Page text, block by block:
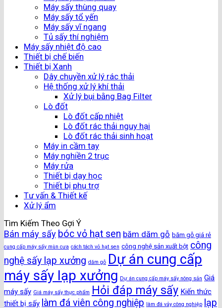
Máy sấy thùng quay
Máy sấy tổ yến
Máy sấy vĩ ngang
Tủ sấy thí nghiệm
Máy sấy nhiệt độ cao
Thiết bị chế biến
Thiết bị Xanh
Dây chuyền xử lý rác thải
Hệ thống xử lý khí thải
Xử lý bụi bằng Bag Filter
Lò đốt
Lò đốt cấp nhiệt
Lò đốt rác thải nguy hại
Lò đốt rác thải sinh hoạt
Máy in cầm tay
Máy nghiền 2 trục
Máy rửa
Thiết bị dạy học
Thiết bị phụ trợ
Tư vấn & Thiết kế
Xử lý ẩm
Tìm Kiếm Theo Gợi Ý
Bán máy sấy bóc vỏ hạt sen băm dăm gỗ băm gỗ giá rẻ
cung cấp máy sấy mùn cưa cách tách vỏ hạt sen công nghệ sản xuất bột công
nghệ sấy lạp xưởng dăm gỗ Dự án cung cấp
máy sấy lạp xưởng Dự án cung cấp máy sấy nông sản Giá
máy sấy Giá máy sấy thực phẩm Hỏi đáp máy sấy Kiến thức
thiết bị sấy làm đá viên công nghiệp làm đá vảy công nghiệp
lạp